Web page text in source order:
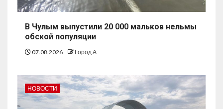
В Чулым выпустили 20 000 мальков нельмы
обской популяции
07.08.2026 Город А
НОВОСТИ